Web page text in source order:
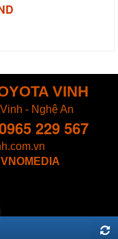
VINH
- Nghệ An
229 567